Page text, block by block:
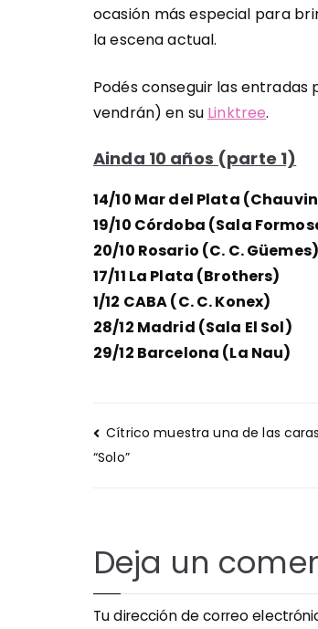
ocasión más especial para
la escena actual.
Podés conseguir las entradas
vendrán) en su Linktree.
Ainda 10 años (parte 1)
14/10 Mar del Plata
19/10 Córdoba (Sala
20/10 Rosario (C. C. Güemes)
17/11 La Plata (Brothers)
1/12 CABA (C. C. Konex)
28/12 Madrid (Sala El Sol)
29/12 Barcelona (La Nau)
Navegación
de
Cítrico muestra una de las
“Solo”
Deja un
Tu dirección de correo